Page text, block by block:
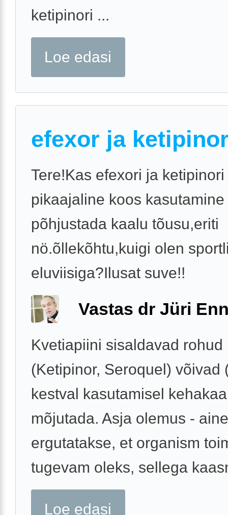
ketipinori ...
Loe edasi
efexor ja
Tere!Kas efexori ja ketipinori
pikaajaline koos
põhjustada kaalu tõusu,eriti
nö.õllekõhtu,kuigi olen
eluviisiga?Ilusat suve!!
Vastas dr Jüri
Kvetiapiini sisaldavad rohud
(Ketipinor, Seroquel) võivad
kestval kasutamisel
mõjutada. Asja olemus -
ergutatakse, et organism
tugevam oleks, sellega
Loe edasi